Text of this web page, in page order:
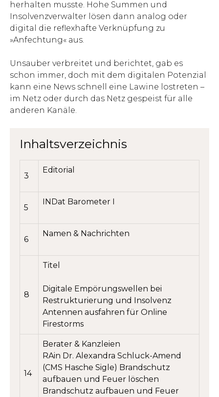
herhalten musste. Hohe Summen und
Insolvenzverwalter lösen dann analog oder
digital die reflexhafte Verknüpfung zu
»Anfechtung« aus.
Unsauber verbreitet und berichtet, gab es
schon immer, doch mit dem digitalen Potenzial
kann eine News schnell eine Lawine lostreten –
im Netz oder durch das Netz gespeist für alle
anderen Kanäle.
Inhaltsverzeichnis
3
Editorial
5
INDat Barometer I
6
Namen & Nachrichten
8
Titel
Digitale Empörungswellen bei
Restrukturierung und Insolvenz
Antennen ausfahren für Online
Firestorms
14
Berater & Kanzleien
RAin Dr. Alexandra Schluck-Amend
(CMS Hasche Sigle) Brandschutz
aufbauen und Feuer löschen
Brandschutz aufbauen und Feuer